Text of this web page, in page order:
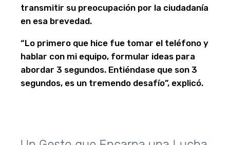
transmitir su preocupación por la ciudadanía
en esa brevedad.
“Lo primero que hice fue tomar el teléfono y
hablar con mi equipo, formular ideas para
abordar 3 segundos. Entiéndase que son 3
segundos, es un tremendo desafío”, explicó.